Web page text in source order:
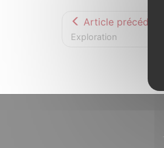
Article précédent
Exploration